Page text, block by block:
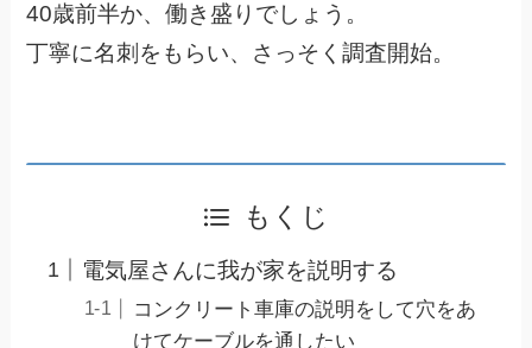
40歳前半か、働き盛りでしょう。
丁寧に名刺をもらい、さっそく調査開始。
もくじ
電気屋さんに我が家を説明する
コンクリート車庫の説明をして穴をあ
けてケーブルを通したい